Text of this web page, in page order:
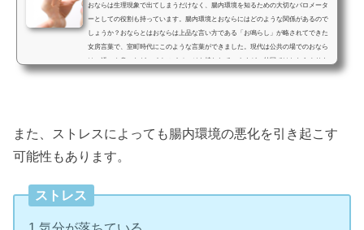
おならは生理現象で出てしまうだけなく、腸内環境を知るための大切なバロメータ
ーとしての役割も持っています。腸内環境とおならにはどのような関係があるので
しょうか？おならとはおならは上品な言い方である「お鳴らし」が略されてできた
女房言葉で、室町時代にこのような言葉ができました。現代は公共の場でのおなら
は、汚いや臭いなどマイナスイメージを持たれていますが、外国ではおならよりも
ゲップの方が失礼な行為だとされています。このようなイメージがついたのも、”お
また、ストレスによっても腸内環境の悪化を引き起こす
可能性もあります。
ストレス